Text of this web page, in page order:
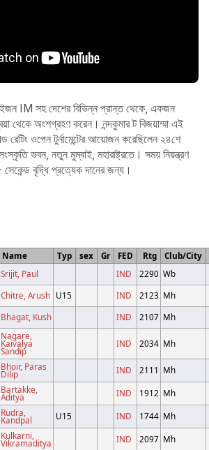
IM সহ দেশের বিভিন্ন প্রান্ত থেকে, একজন
থেকে অংশগ্রহণ করেন। নন্দকুমার ট বিজয়াম্মা এই
রেটিং ওপেন টুর্নামেন্টের আয়োজন করেছিলেন ২৪শে
ভবন, নতুন মুম্বাই, মহারাষ্ট্রতে। সময় নিয়ন্ত্রণ
বৃদ্ধি প্রত্যেক দানের জন্য।
Name Typ sex Gr FED Rtg
Club/City
Srijit, Paul IND 2290 Wb
Chitre, Arush U15 IND 2123 Mh
Bhagat, Kush IND 2107 Mh
Nagare,
Kaivalya
Sandip
IND 2034 Mh
Bhoir, Paras
Dilip IND 2111 Mh
Bartakke,
Aditya IND 1912 Mh
Rudra,
Kandpal U15 IND 1744 Mh
Kulkarni,
Vikramaditya IND 2097 Mh